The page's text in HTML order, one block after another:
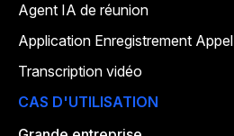
Agent IA de réunion
Application Enregistrement Appel
Transcription vidéo
CAS D'UTILISATION